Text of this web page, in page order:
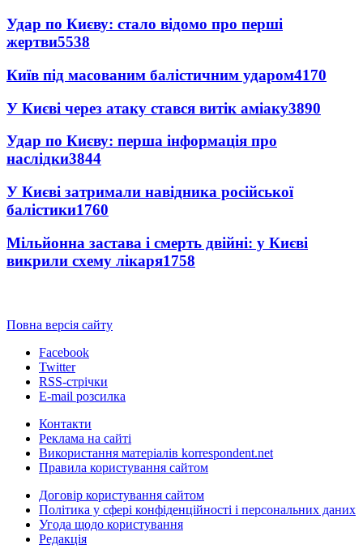
Удар по Києву: стало відомо про перші
жертви5538
Київ під масованим балістичним ударом4170
У Києві через атаку стався витік аміаку3890
Удар по Києву: перша інформація про
наслідки3844
У Києві затримали навідника російської
балістики1760
Мільйонна застава і смерть двійні: у Києві
викрили схему лікаря1758
Повна версія сайту
Facebook
Twitter
RSS-стрічки
E-mail розсилка
Контакти
Реклама на сайті
Використання матеріалів korrespondent.net
Правила користування сайтом
Договір користування сайтом
Політика у сфері конфіденційності і персональних даних
Угода щодо користування
Редакція